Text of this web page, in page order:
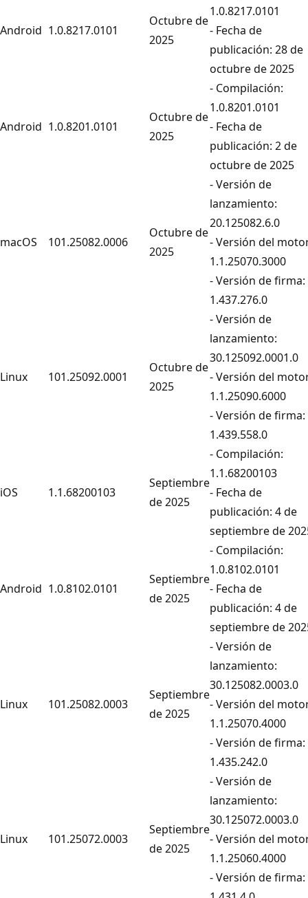
Android 1.0.8217.0101
Octubre de
2025
1.0.8217.0101
- Fecha de
publicación: 28 de
octubre de 2025
Android 1.0.8201.0101
Octubre de
2025
- Compilación:
1.0.8201.0101
- Fecha de
publicación: 2 de
octubre de 2025
macOS 101.25082.0006
Octubre de
2025
- Versión de
lanzamiento:
20.125082.6.0
- Versión del
1.1.25070.3000
- Versión de firma:
1.437.276.0
Linux 101.25092.0001
Octubre de
2025
- Versión de
lanzamiento:
30.125092.0001.0
- Versión del
1.1.25090.6000
- Versión de firma:
1.439.558.0
iOS 1.1.68200103
Septiembre
de 2025
- Compilación:
1.1.68200103
- Fecha de
publicación: 4 de
septiembre de
Android 1.0.8102.0101
Septiembre
de 2025
- Compilación:
1.0.8102.0101
- Fecha de
publicación: 4 de
septiembre de
Linux 101.25082.0003
Septiembre
de 2025
- Versión de
lanzamiento:
30.125082.0003.0
- Versión del
1.1.25070.4000
- Versión de firma:
1.435.242.0
Linux 101.25072.0003
Septiembre
de 2025
- Versión de
lanzamiento:
30.125072.0003.0
- Versión del
1.1.25060.4000
- Versión de firma: